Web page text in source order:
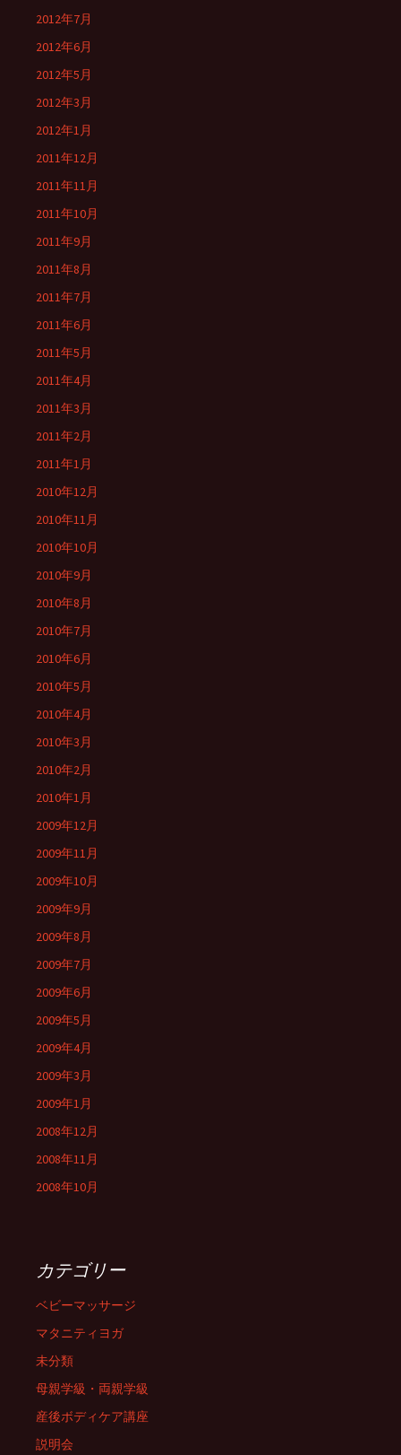
2012年7月
2012年6月
2012年5月
2012年3月
2012年1月
2011年12月
2011年11月
2011年10月
2011年9月
2011年8月
2011年7月
2011年6月
2011年5月
2011年4月
2011年3月
2011年2月
2011年1月
2010年12月
2010年11月
2010年10月
2010年9月
2010年8月
2010年7月
2010年6月
2010年5月
2010年4月
2010年3月
2010年2月
2010年1月
2009年12月
2009年11月
2009年10月
2009年9月
2009年8月
2009年7月
2009年6月
2009年5月
2009年4月
2009年3月
2009年1月
2008年12月
2008年11月
2008年10月
カテゴリー
ベビーマッサージ
マタニティヨガ
未分類
母親学級・両親学級
産後ボディケア講座
説明会